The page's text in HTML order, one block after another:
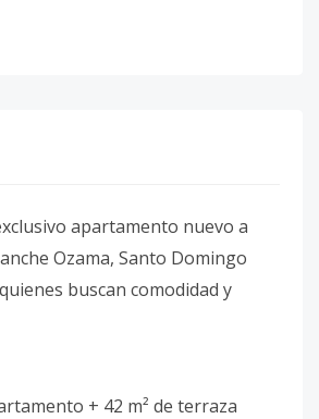
apartamento nuevo a
Ozama, Santo Domingo
buscan comodidad y
+ 42 m² de terraza